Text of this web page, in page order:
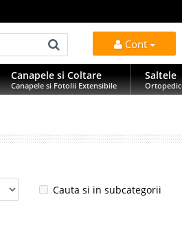
Cont
Canapele si Coltare
Canapele si Fotolii Extensibile
Saltele
Cauta si in subcategorii